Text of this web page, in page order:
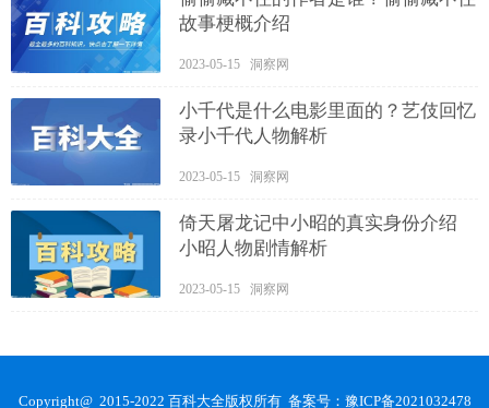
故事梗概介绍
2023-05-15 洞察网
小千代是什么电影里面的？艺伎回忆
录小千代人物解析
2023-05-15 洞察网
倚天屠龙记中小昭的真实身份介绍
小昭人物剧情解析
2023-05-15 洞察网
Copyright@ 2015-2022 百科大全版权所有 备案号： 豫ICP备2021032478